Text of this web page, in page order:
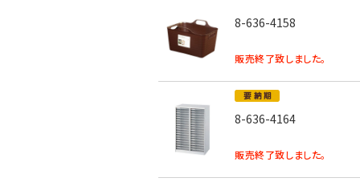
8-636-4158
販売終了致しました。
8-636-4164
販売終了致しました。